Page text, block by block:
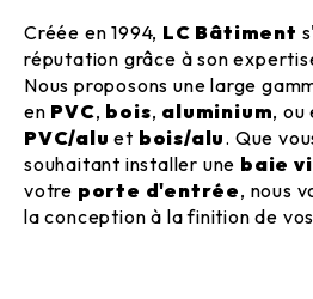
Créée en 1994, LC Bâtiment
réputation grâce à son
Nous proposons une large
en PVC, bois, aluminium, ou
PVC/alu et bois/alu. Que
souhaitant installer une baie
votre porte d'entrée, nous
la conception à la finition de